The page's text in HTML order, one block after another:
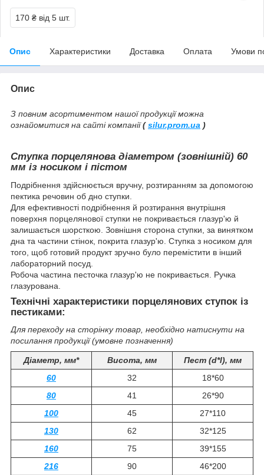
170 ₴ від 5 шт.
Опис Характеристики Доставка Оплата Умови
Опис
З повним асортиментом нашої продукції можна
ознайомитися на сайті компанії(silur.prom.ua )
Ступка порцелянова діаметром (зовнішній) 60
мм із носиком і пістом
Подрібнення здійснюється вручну, розтиранням за допомогою
пектика речовин об дно ступки.
Для ефективності подрібнення й розтирання внутрішня
поверхня порцелянової ступки не покривається глазур'ю й
залишається шорсткою. Зовнішня сторона ступки, за винятком
дна та частини стінок, покрита глазур'ю. Ступка з носиком для
того, щоб готовий продукт зручно було перемістити в інший
лабораторний посуд.
Робоча частина песточка глазур'ю не покривається. Ручка
глазурована.
Технічні характеристики порцелянових ступок із
пестиками:
Для переходу на сторінку товар, необхідно натиснути на
посилання продукції (умовне позначення)
Діаметр, мм* Висота, мм
Пест (d*l), мм
60
32
18*60
80
41
26*90
100
45
27*110
130
62
32*125
160
75
39*155
216
90
46*200